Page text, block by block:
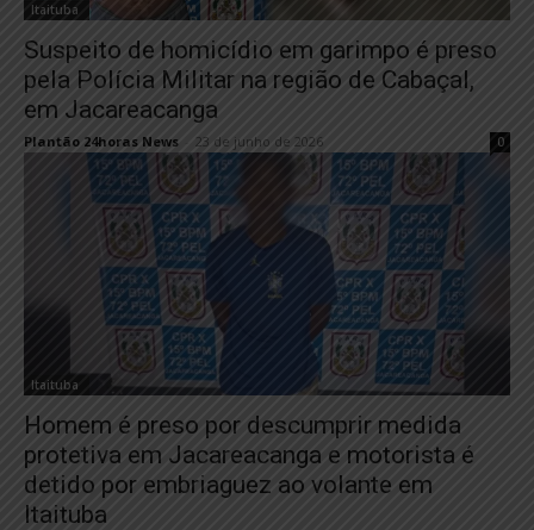
Itaituba
Suspeito de homicídio em garimpo é preso
pela Polícia Militar na região de Cabaçal,
em Jacareacanga
Plantão 24horas News 23 de junho de 2026 0
Itaituba
Homem é preso por descumprir medida
protetiva em Jacareacanga e motorista é
detido por embriaguez ao volante em
Itaituba